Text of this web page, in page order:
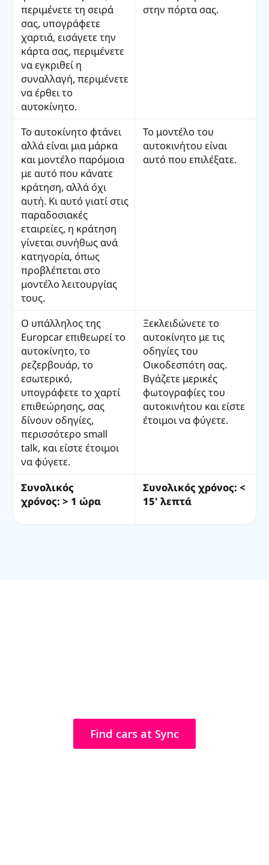
περιμένετε τη σειρά
σας, υπογράφετε
χαρτιά, εισάγετε την
κάρτα σας, περιμένετε
να εγκριθεί η
συναλλαγή, περιμένετε
να έρθει το
αυτοκίνητο.
στην πόρτα σας.
Το αυτοκίνητο φτάνει
αλλά είναι μια μάρκα
και μοντέλο παρόμοια
με αυτό που κάνατε
κράτηση, αλλά όχι
αυτή. Κι αυτό γιατί στις
παραδοσιακές
εταιρείες, η κράτηση
γίνεται συνήθως ανά
κατηγορία, όπως
προβλέπεται στο
μοντέλο λειτουργίας
τους.
Το μοντέλο του
αυτοκινήτου είναι
αυτό που επιλέξατε.
Ο υπάλληλος της
Europcar επιθεωρεί το
αυτοκίνητο, το
ρεζερβουάρ, το
εσωτερικό,
υπογράφετε το χαρτί
επιθεώρησης, σας
δίνουν οδηγίες,
περισσότερο small
talk, και είστε έτοιμοι
να φύγετε.
Ξεκλειδώνετε το
αυτοκίνητο με τις
οδηγίες του
Οικοδεσπότη σας.
Βγάζετε μερικές
φωτογραφίες του
αυτοκινήτου και είστε
έτοιμοι να φύγετε.
Συνολικός
χρόνος: > 1 ώρα
Συνολικός χρόνος: <
15' λεπτά
Find cars at Sync